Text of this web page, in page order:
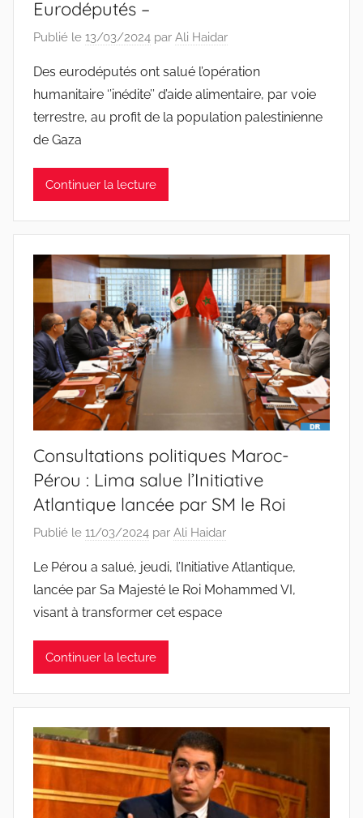
Eurodéputés –
Publié le 13/03/2024 par Ali Haidar
Des eurodéputés ont salué l’opération
humanitaire ‘’inédite’’ d’aide alimentaire, par voie
terrestre, au profit de la population palestinienne
de Gaza
Continuer la lecture
Consultations politiques Maroc-
Pérou : Lima salue l’Initiative
Atlantique lancée par SM le Roi
Publié le 11/03/2024 par Ali Haidar
Le Pérou a salué, jeudi, l’Initiative Atlantique,
lancée par Sa Majesté le Roi Mohammed VI,
visant à transformer cet espace
Continuer la lecture